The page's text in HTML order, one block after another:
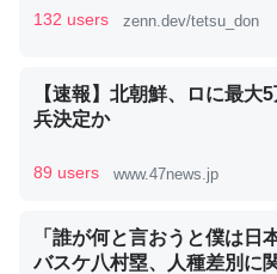
かりやすく強くなりそう
コオロギのカルシウム分はエ
─ニュース :: 【研究発表】昆虫学
132 users zenn.dev/tetsu_don
【速報】北朝鮮、ロに最大
兵決定か
89 users www.47news.jp
「誰が何と言おうと僕は日
バスケ八村塁、人種差別に